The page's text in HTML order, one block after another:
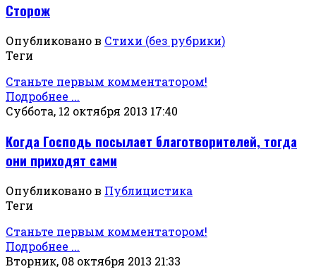
Сторож
Опубликовано в Стихи (без рубрики)
Теги
Станьте первым комментатором!
Подробнее ...
Суббота, 12 октября 2013 17:40
Когда Господь посылает благотворителей, тогда
они приходят сами
Опубликовано в Публицистика
Теги
Станьте первым комментатором!
Подробнее ...
Вторник, 08 октября 2013 21:33